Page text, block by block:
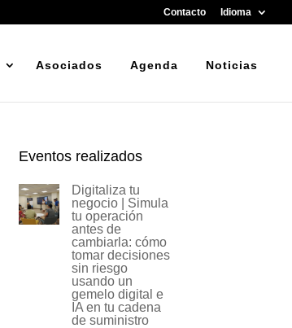
Contacto Idioma
Asociados Agenda Noticias
Eventos realizados
Digitaliza tu
negocio | Simula
tu operación
antes de
cambiarla: cómo
tomar decisiones
sin riesgo
usando un
gemelo digital e
IA en tu cadena
de suministro